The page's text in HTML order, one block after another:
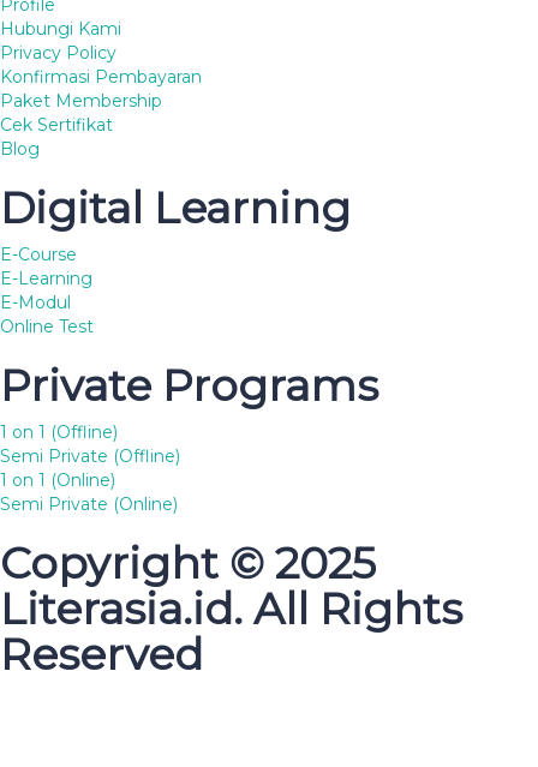
Profile
Hubungi Kami
Privacy Policy
Konfirmasi Pembayaran
Paket Membership
Cek Sertifikat
Blog
Digital Learning
E-Course
E-Learning
E-Modul
Online Test
Private Programs
1 on 1 (Offline)
Semi Private (Offline)
1 on 1 (Online)
Semi Private (Online)
Copyright © 2025
Literasia.id. All Rights
Reserved